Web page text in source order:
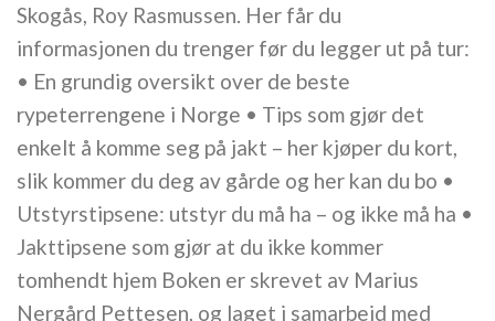
Skogås, Roy Rasmussen. Her får du
informasjonen du trenger før du legger ut på tur:
• En grundig oversikt over de beste
rypeterrengene i Norge • Tips som gjør det
enkelt å komme seg på jakt – her kjøper du kort,
slik kommer du deg av gårde og her kan du bo •
Utstyrstipsene: utstyr du må ha – og ikke må ha •
Jakttipsene som gjør at du ikke kommer
tomhendt hjem Boken er skrevet av Marius
Nergård Pettesen, og laget i samarbeid med